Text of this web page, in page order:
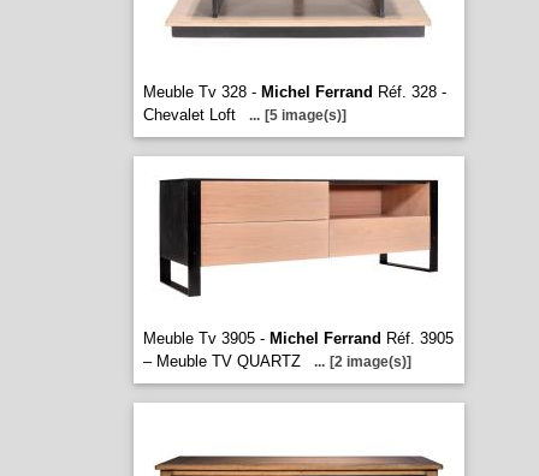
Meuble Tv 328 - Michel Ferrand Réf. 328 -
Chevalet Loft
... [5 image(s)]
Meuble Tv 3905 - Michel Ferrand Réf. 3905
– Meuble TV QUARTZ
... [2 image(s)]